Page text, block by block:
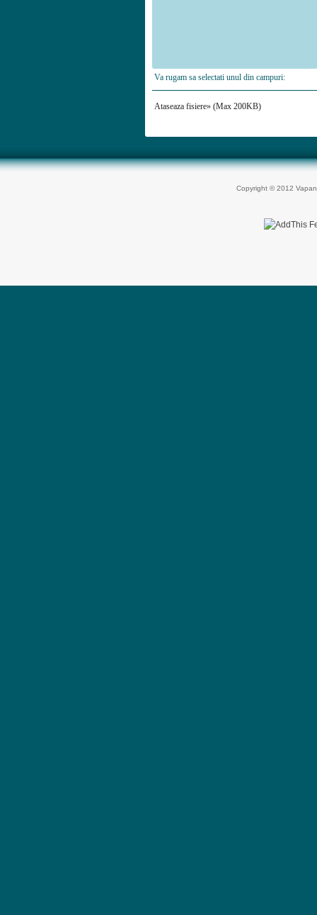
Va rugam sa selectati unul din campuri:
Ataseaza fisiere» (Max 200KB)
Copyright © 2012